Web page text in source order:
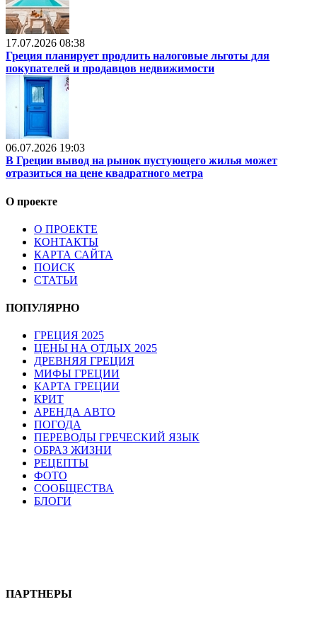
17.07.2026 08:38
Греция планирует продлить налоговые льготы для
покупателей и продавцов недвижимости
06.07.2026 19:03
В Греции вывод на рынок пустующего жилья может
отразиться на цене квадратного метра
О проекте
О ПРОЕКТЕ
КОНТАКТЫ
КАРТА САЙТА
ПОИСК
СТАТЬИ
ПОПУЛЯРНО
ГРЕЦИЯ 2025
ЦЕНЫ НА ОТДЫХ 2025
ДРЕВНЯЯ ГРЕЦИЯ
МИФЫ ГРЕЦИИ
КАРТА ГРЕЦИИ
КРИТ
АРЕНДА АВТО
ПОГОДА
ПЕРЕВОДЫ ГРЕЧЕСКИЙ ЯЗЫК
ОБРАЗ ЖИЗНИ
РЕЦЕПТЫ
ФОТО
СООБЩЕСТВА
БЛОГИ
ПАРТНЕРЫ